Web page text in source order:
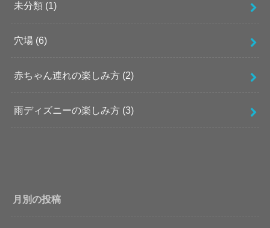
未分類 (1)
穴場 (6)
赤ちゃん連れの楽しみ方 (2)
雨ディズニーの楽しみ方 (3)
月別の投稿